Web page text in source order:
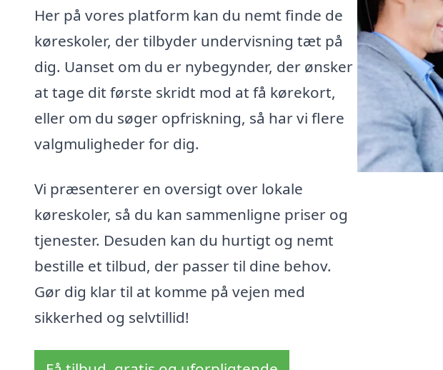
Her på vores platform kan du nemt finde de
køreskoler, der tilbyder undervisning tæt på
dig. Uanset om du er nybegynder, der ønsker
at tage dit første skridt mod at få kørekort,
eller om du søger opfriskning, så har vi flere
valgmuligheder for dig.
Vi præsenterer en oversigt over lokale
køreskoler, så du kan sammenligne priser og
tjenester. Desuden kan du hurtigt og nemt
bestille et tilbud, der passer til dine behov.
Gør dig klar til at komme på vejen med
sikkerhed og selvtillid!